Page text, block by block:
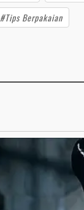
#Tips Berpakaian